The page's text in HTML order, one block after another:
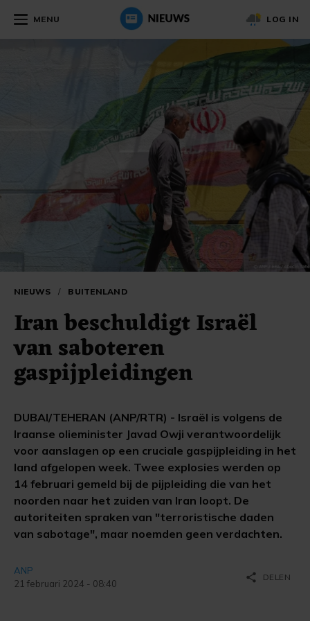
MENU LOG IN
NIEUWS / BUITENLAND
Iran beschuldigt Israël
van saboteren
gaspijpleidingen
DUBAI/TEHERAN (ANP/RTR) - Israël is volgens de
Iraanse olieminister Javad Owji verantwoordelijk
voor aanslagen op een cruciale gaspijpleiding in het
land afgelopen week. Twee explosies werden op
14 februari gemeld bij de pijpleiding die van het
noorden naar het zuiden van Iran loopt. De
autoriteiten spraken van "terroristische daden
van sabotage", maar noemden geen verdachten.
ANP
21 februari 2024 - 08:40
share DELEN